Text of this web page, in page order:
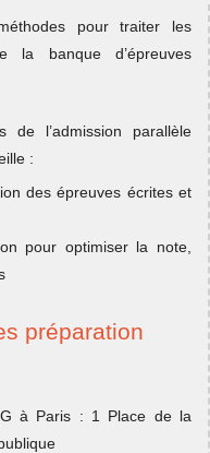
pour traiter les
la banque d’épreuves
l’admission parallèle
:
des épreuves écrites et
pour optimiser la note,
préparation
à Paris : 1 Place de la